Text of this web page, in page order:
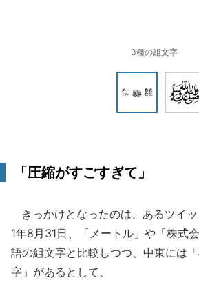
3種の組文字
「圧縮がすごすぎて」
きっかけとなったのは、あるツイ
1年8月31日、「メートル」や「株式
語の組文字と比較しつつ、中東には
字」があるとして、